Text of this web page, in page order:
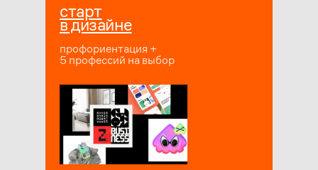
профориентация +
5 профессий на выбор
старт
в дизайне